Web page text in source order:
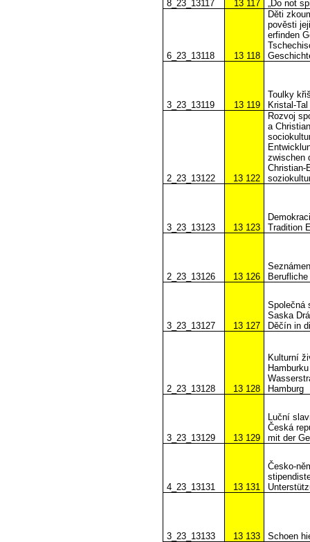
8_23_13117 13 117
„Do not
6_23_13118 13 118
Děti
pověsti
erfinden
3_23_13119 13 119
Toulky
Kristal-Tal
2_23_13122 13 122
Rozvoj
a
zwischen
Christian-
3_23_13123 13 123
Tradition
2_23_13126 13 126
3_23_13127 13 127
Společná
Saska
Děčín in
2_23_13128 13 128
Kulturní
Hamburg
3_23_13129 13 129
Luční
Česká
mit der
4_23_13131 13 131
Česko-
3_23_13133 13 133 Schoen